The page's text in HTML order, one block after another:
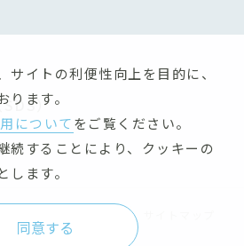
）
サイトの利便性向上を目的に、
ます。
についてをご覧ください。
続することにより、クッキーの
ます。
同意する